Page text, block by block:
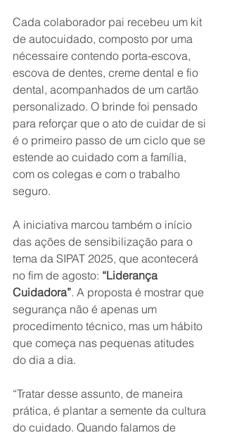
Cada colaborador pai recebeu um kit
de autocuidado, composto por uma
nécessaire contendo porta-escova,
escova de dentes, creme dental e fio
dental, acompanhados de um cartão
personalizado. O brinde foi pensado
para reforçar que o ato de cuidar de si
é o primeiro passo de um ciclo que se
estende ao cuidado com a família,
com os colegas e com o trabalho
seguro.
A iniciativa marcou também o início
das ações de sensibilização para o
tema da SIPAT 2025, que acontecerá
no fim de agosto: “Liderança
Cuidadora”. A proposta é mostrar que
segurança não é apenas um
procedimento técnico, mas um hábito
que começa nas pequenas atitudes
do dia a dia.
“Tratar desse assunto, de maneira
prática, é plantar a semente da cultura
do cuidado. Quando falamos de